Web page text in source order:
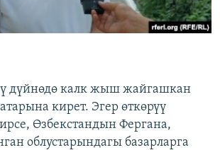
дүйнөдө калк жыш жайгашкан
кирет. Эгер өткөрүү
Өзбекстандын Фергана,
облустарындагы базарларга